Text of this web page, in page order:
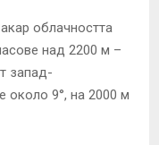
облачността
над 2200 м –
запад-
около 9°, на 2000 м